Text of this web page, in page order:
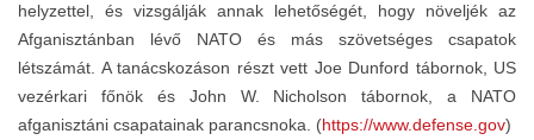
helyzettel, és vizsgálják annak lehetőségét, hogy növeljék az
Afganisztánban lévő NATO és más szövetséges csapatok
létszámát. A tanácskozáson részt vett Joe Dunford tábornok, US
vezérkari főnök és John W. Nicholson tábornok, a NATO
afganisztáni csapatainak parancsnoka. (https://www.defense.gov)